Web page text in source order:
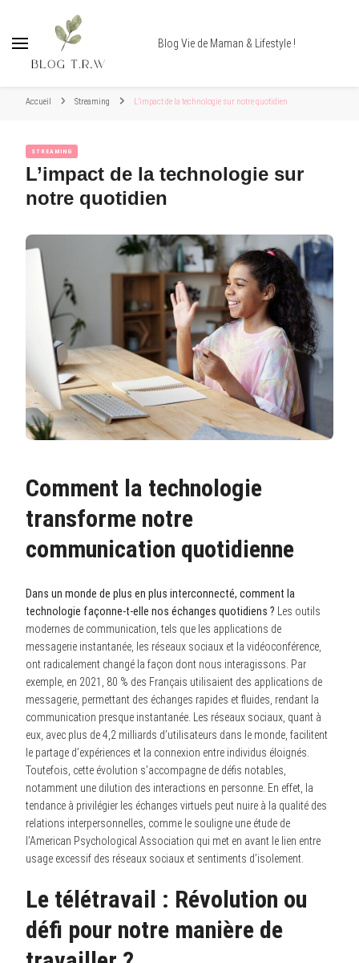
Blog Vie de Maman & Lifestyle !
Accueil Streaming L’impact de la technologie sur notre quotidien
STREAMING
L’impact de la technologie sur
notre quotidien
Comment la technologie
transforme notre
communication quotidienne
Dans un monde de plus en plus interconnecté, comment la
technologie façonne-t-elle nos échanges quotidiens ? Les outils
modernes de communication, tels que les applications de
messagerie instantanée, les réseaux sociaux et la vidéoconférence,
ont radicalement changé la façon dont nous interagissons. Par
exemple, en 2021, 80 % des Français utilisaient des applications de
messagerie, permettant des échanges rapides et fluides, rendant la
communication presque instantanée. Les réseaux sociaux, quant à
eux, avec plus de 4,2 milliards d’utilisateurs dans le monde, facilitent
le partage d’expériences et la connexion entre individus éloignés.
Toutefois, cette évolution s’accompagne de défis notables,
notamment une dilution des interactions en personne. En effet, la
tendance à privilégier les échanges virtuels peut nuire à la qualité des
relations interpersonnelles, comme le souligne une étude de
l’American Psychological Association qui met en avant le lien entre
usage excessif des réseaux sociaux et sentiments d’isolement.
Le télétravail : Révolution ou
défi pour notre manière de